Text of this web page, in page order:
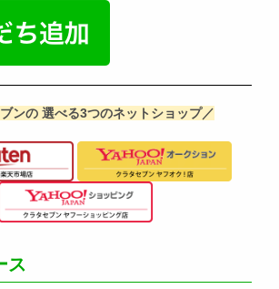
ンの 選べる3つのネットショップ／
ス